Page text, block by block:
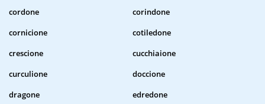
cordone
corindone
cornicione
cotiledone
crescione
cucchiaione
curculione
doccione
dragone
edredone